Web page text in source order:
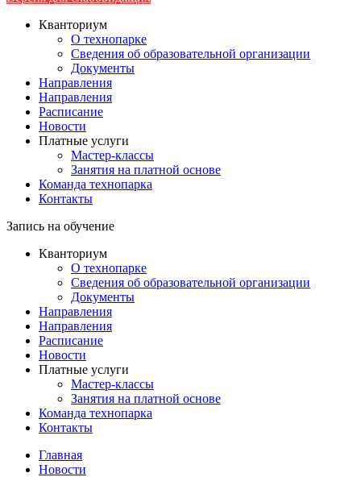
Кванториум
О технопарке
Сведения об образовательной организации
Документы
Направления
Направления
Расписание
Новости
Платные услуги
Мастер-классы
Занятия на платной основе
Команда технопарка
Контакты
Запись на обучение
Кванториум
О технопарке
Сведения об образовательной организации
Документы
Направления
Направления
Расписание
Новости
Платные услуги
Мастер-классы
Занятия на платной основе
Команда технопарка
Контакты
Главная
Новости